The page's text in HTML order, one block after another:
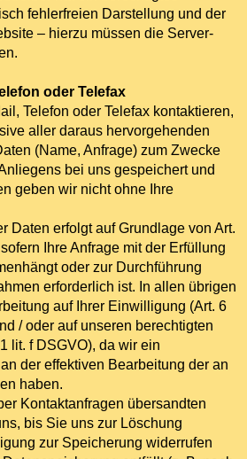
fehlerfreien Darstellung und der
– hierzu müssen die Server-
oder Telefax
Telefon oder Telefax kontaktieren,
aller daraus hervorgehenden
(Name, Anfrage) zum Zwecke
bei uns gespeichert und
geben wir nicht ohne Ihre
Daten erfolgt auf Grundlage von Art.
Ihre Anfrage mit der Erfüllung
oder zur Durchführung
erforderlich ist. In allen übrigen
auf Ihrer Einwilligung (Art. 6
/ oder auf unseren berechtigten
lit. f DSGVO), da wir ein
der effektiven Bearbeitung der an
haben.
Kontaktanfragen übersandten
bis Sie uns zur Löschung
zur Speicherung widerrufen